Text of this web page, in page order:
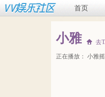
首页
小雅 去
正在播放： 小雅